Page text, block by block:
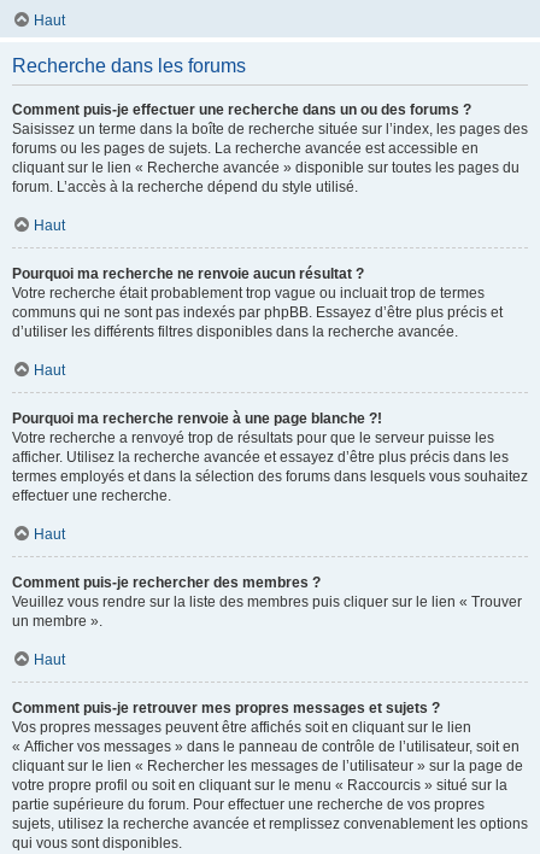
Haut
Recherche dans les forums
Comment puis-je effectuer une recherche dans un ou des forums ?
Saisissez un terme dans la boîte de recherche située sur l’index, les pages des
forums ou les pages de sujets. La recherche avancée est accessible en
cliquant sur le lien « Recherche avancée » disponible sur toutes les pages du
forum. L’accès à la recherche dépend du style utilisé.
Haut
Pourquoi ma recherche ne renvoie aucun résultat ?
Votre recherche était probablement trop vague ou incluait trop de termes
communs qui ne sont pas indexés par phpBB. Essayez d’être plus précis et
d’utiliser les différents filtres disponibles dans la recherche avancée.
Haut
Pourquoi ma recherche renvoie à une page blanche ?!
Votre recherche a renvoyé trop de résultats pour que le serveur puisse les
afficher. Utilisez la recherche avancée et essayez d’être plus précis dans les
termes employés et dans la sélection des forums dans lesquels vous souhaitez
effectuer une recherche.
Haut
Comment puis-je rechercher des membres ?
Veuillez vous rendre sur la liste des membres puis cliquer sur le lien « Trouver
un membre ».
Haut
Comment puis-je retrouver mes propres messages et sujets ?
Vos propres messages peuvent être affichés soit en cliquant sur le lien
« Afficher vos messages » dans le panneau de contrôle de l’utilisateur, soit en
cliquant sur le lien « Rechercher les messages de l’utilisateur » sur la page de
votre propre profil ou soit en cliquant sur le menu « Raccourcis » situé sur la
partie supérieure du forum. Pour effectuer une recherche de vos propres
sujets, utilisez la recherche avancée et remplissez convenablement les options
qui vous sont disponibles.